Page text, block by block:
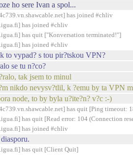
ho sere Ivan a spol...
has joined #chliv
has joined #chliv
has quit ["Konversation terminated!"]
has joined #chliv
to vypad? s tou pir?tskou VPN?
se tu n?co?
tak jsem to minul
nikdo nevysv?tlil, k ?emu by ta VPN
node, to by byla u?ite?n? v?c :-)
has quit [Ping timeout:
has quit [Read error: 104 (Connection
has joined #chliv
has quit [Client Quit]